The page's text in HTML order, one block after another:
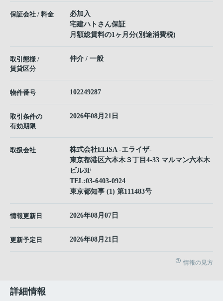
保証会社 / 料金
必加入
宅建ハトさん保証
月額総賃料の1ヶ月分(別途消費税)
取引態様 /
賃貸区分
仲介 / 一般
物件番号 102249287
取引条件の
有効期限
2026年08月21日
取扱会社
株式会社ELiSA -エライザ-
東京都港区六本木３丁目4-33 マルマン六本木
ビル3F
TEL:03-6403-0924
東京都知事 (1) 第111483号
情報更新日 2026年08月07日
更新予定日 2026年08月21日
情報の見方
詳細情報